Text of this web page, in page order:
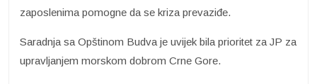
zaposlenima pomogne da se kriza prevaziđe.
Saradnja sa Opštinom Budva je uvijek bila prioritet za JP za
upravljanjem morskom dobrom Crne Gore.